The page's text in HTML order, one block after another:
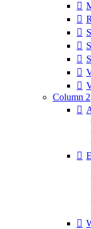
Column 2